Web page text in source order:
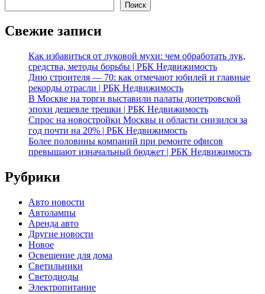
Поиск
Свежие записи
Как избавиться от луковой мухи: чем обработать лук,
средства, методы борьбы | РБК Недвижимость
Дню строителя — 70: как отмечают юбилей и главные
рекорды отрасли | РБК Недвижимость
В Москве на торги выставили палаты допетровской
эпохи дешевле трешки | РБК Недвижимость
Спрос на новостройки Москвы и области снизился за
год почти на 20% | РБК Недвижимость
Более половины компаний при ремонте офисов
превышают изначальный бюджет | РБК Недвижимость
Рубрики
Авто новости
Автолампы
Аренда авто
Другие новости
Новое
Освещение для дома
Светильники
Светодиоды
Электропитание